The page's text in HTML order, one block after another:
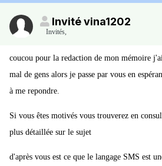
Invité vina1202
Invités,
coucou pour la redaction de mon mémoire
mal de gens alors je passe par vous en
à me repondre.
Si vous êtes motivés vous trouverez en
plus détaillée sur le sujet
d'après vous est ce que le langage SMS est